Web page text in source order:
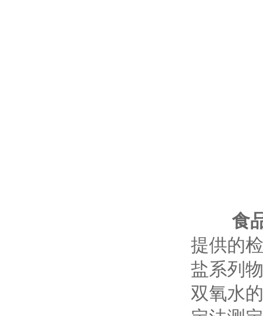
食
提供的
盐系列
双氧水